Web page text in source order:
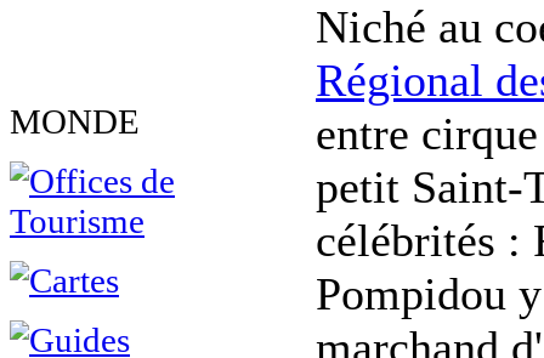
MONDE
Niché au
Régional
entre
petit Saint-
célébrités :
Pompidou
marchand